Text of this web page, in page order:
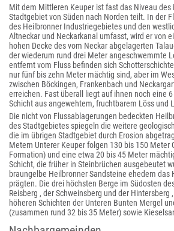
Mit dem Mittleren Keuper ist fast das Niveau des
Stadtgebiet von Süden nach Norden teilt. In der
des Heilbronner Industriegebietes und den
Altneckar und Neckarkanal umfasst, wird er von
hohen Decke des vom Neckar abgelagerten
der wiederum rund drei Meter angeschwemmte
entfernt vom Fluss befinden sich
nur fünf bis zehn Meter mächtig sind, aber im
zwischen Böckingen, Frankenbach und
erreichen. Fast überall liegt auf ihnen noch eine
Schicht aus angewehtem, fruchtbarem Löss und
Die nicht von Flussablagerungen bedeckten
des Stadtgebietes spiegeln die weitere
die im übrigen Stadtgebiet durch Erosion
Metern Unterer Keuper folgen 130 bis 150 Meter
Formation) und eine etwa 20 bis 45 Meter
Schicht, die früher in Steinbrüchen ausgebeutet
braungelbe Heilbronner Sandsteine ehedem das
prägten. Die drei höchsten Berge im Südosten
Reisberg , der Schweinsberg und der Hintersberg
höheren Schichten der Unteren Bunten Mergel
(zusammen rund 32 bis 35 Meter) sowie